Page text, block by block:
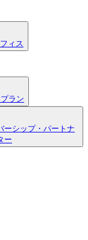
ィス
ラン
ーシップ・パートナ
ー